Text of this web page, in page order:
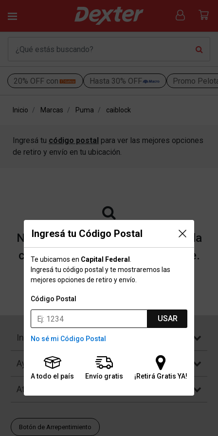
20% OFF con Hasta 30% OFF Promo
Ingresá tu Código Postal
Te ubicamos en Capital Federal
Ingresá tu código postal y te mostraremos las
mejores opciones de retiro y envío.
Código Postal
USAR
No sé mi Código Postal
A todo el país Envío gratis ¡Retirá Gratis YA!
Inicio Marcas Puma caiblock
Ingresá tu código postal para ver las mejores opciones
de retiro y envío en tu ubicación.
No encontramos resultados para la
categoría "caiblock" que buscaste.
Institucional
Ayuda
Atención al Cliente
Botón de Arrepentimiento